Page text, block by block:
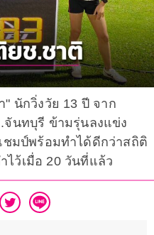
นักวิ่งวัย 13 ปี จาก
จันทบุรี ข้ามรุ่นลงแข่ง
ชมป์พร้อมทำได้ดีกว่าสถิติ
ไว้เมื่อ 20 วันที่แล้ว